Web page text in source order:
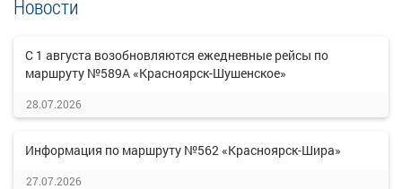
Новости
С 1 августа возобновляются ежедневные рейсы по
маршруту №589А «Красноярск-Шушенское»
28.07.2026
Информация по маршруту №562 «Красноярск-Шира»
27.07.2026